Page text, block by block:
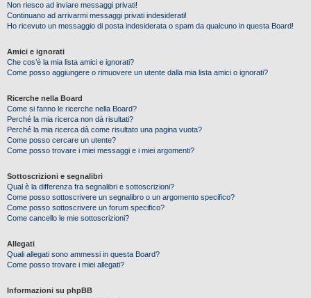
Non riesco ad inviare messaggi privati!
Continuano ad arrivarmi messaggi privati indesiderati!
Ho ricevuto un messaggio di posta indesiderata o spam da qualcuno in questa Board!
Amici e ignorati
Che cos’è la mia lista amici e ignorati?
Come posso aggiungere o rimuovere un utente dalla mia lista amici o ignorati?
Ricerche nella Board
Come si fanno le ricerche nella Board?
Perché la mia ricerca non dà risultati?
Perché la mia ricerca dà come risultato una pagina vuota?
Come posso cercare un utente?
Come posso trovare i miei messaggi e i miei argomenti?
Sottoscrizioni e segnalibri
Qual è la differenza fra segnalibri e sottoscrizioni?
Come posso sottoscrivere un segnalibro o un argomento specifico?
Come posso sottoscrivere un forum specifico?
Come cancello le mie sottoscrizioni?
Allegati
Quali allegati sono ammessi in questa Board?
Come posso trovare i miei allegati?
Informazioni su phpBB